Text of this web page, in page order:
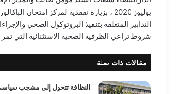
يوليوز 2020 ، بزيارة تفقدية لمركز امتحان
التدابير المتعلقة بتنفيذ البروتوكول الصحي
شروط تراعي الظرفية الصحية الاستثنائية التي تمر
مقالات ذات صلة
النظافة تتحول إلى مشجب